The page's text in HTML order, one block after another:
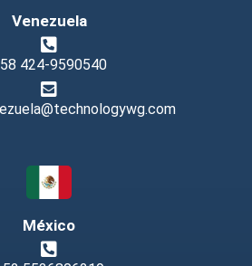
Venezuela
424-9590540
México